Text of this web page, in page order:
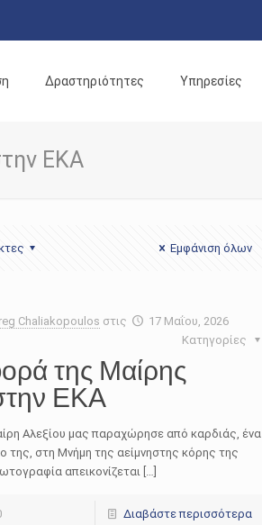
Δραστηριότητες Υπηρεσίες
ΕΚΑ
Εμφάνιση όλων
Chaliakopoulos στις
17 Μαΐου, 2026
Κατηγορίες
της Μαίρης
ΕΚΑ
Αλεξίου μας παραχώρησε από καρδιάς, ένα
της, στη Μνήμη της αείμνηστης κόρης της
απεικονίζεται […]
Διαβάστε περισσότερα